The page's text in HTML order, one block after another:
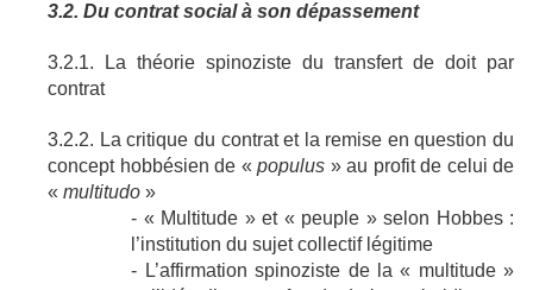
3.2. Du contrat social à son dépassement
3.2.1. La théorie spinoziste du transfert de doit par
contrat
3.2.2. La critique du contrat et la remise en question du
concept hobbésien de «populus » au profit de celui de
«multitudo »
- « Multitude » et « peuple » selon Hobbes :
l’institution du sujet collectif légitime
- L’affirmation spinoziste de la « multitude »